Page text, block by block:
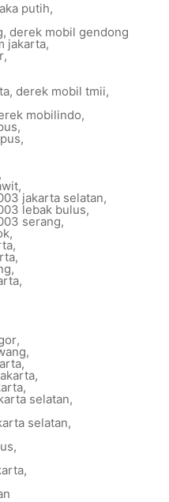
putih,
, derek mobil gendong
jakarta,
,
, derek mobil tmii,
mobilindo,
,
,
,
,
jakarta selatan,
lebak bulus,
serang,
,
,
,
,
,
,
,
,
,
,
selatan,
selatan,
,
,